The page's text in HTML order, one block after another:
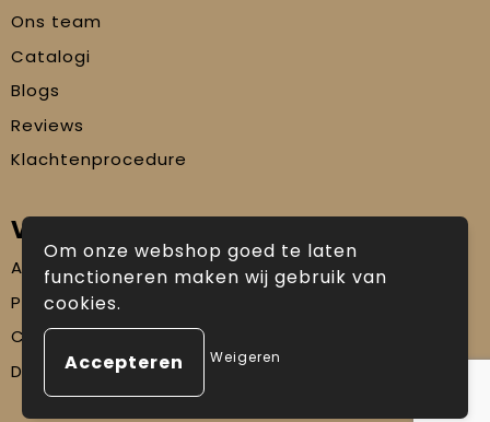
Ons team
Catalogi
Blogs
Reviews
Klachtenprocedure
Veilig winkelen
Algemene voorwaarden
Privacyverklaring
Cookiebeleid
Disclaimer
Om onze webshop goed te laten
functioneren maken wij gebruik van
cookies.
Weigeren